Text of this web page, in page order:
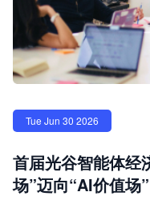
Tue Jun 30 2026
首届光谷智能体经
场”迈向“AI价值场”